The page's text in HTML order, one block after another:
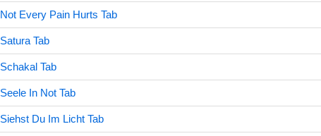
Not Every Pain Hurts Tab
Satura Tab
Schakal Tab
Seele In Not Tab
Siehst Du Im Licht Tab